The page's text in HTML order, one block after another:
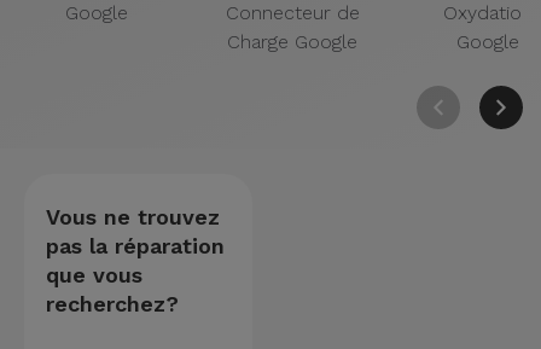
Google
Connecteur de
Charge Google
Oxydation
Google
Vous ne trouvez
pas la réparation
que vous
recherchez?